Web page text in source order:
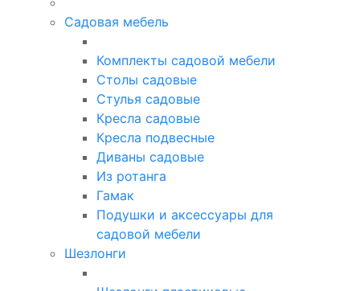
Садовая мебель
Комплекты садовой мебели
Столы садовые
Стулья садовые
Кресла садовые
Кресла подвесные
Диваны садовые
Из ротанга
Гамак
Подушки и аксессуары для
садовой мебели
Шезлонги